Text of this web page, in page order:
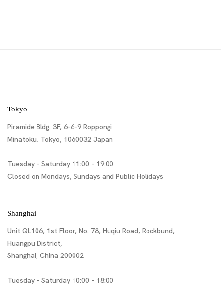
Tokyo
Piramide Bldg. 3F, 6-6-9 Roppongi
Minatoku, Tokyo, 1060032 Japan
Tuesday - Saturday 11:00 - 19:00
Closed on Mondays, Sundays and Public Holidays
Shanghai
Unit QL106, 1st Floor, No. 78, Huqiu Road, Rockbund,
Huangpu District,
Shanghai, China 200002
Tuesday - Saturday 10:00 - 18:00